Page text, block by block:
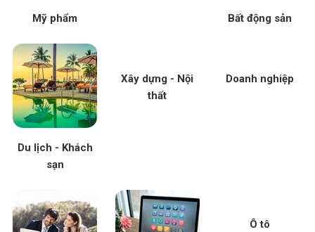
Mỹ phẩm Bất động sản
Du lịch - Khách
sạn
Xây dựng - Nội
thất
Doanh nghiệp
Ô tô